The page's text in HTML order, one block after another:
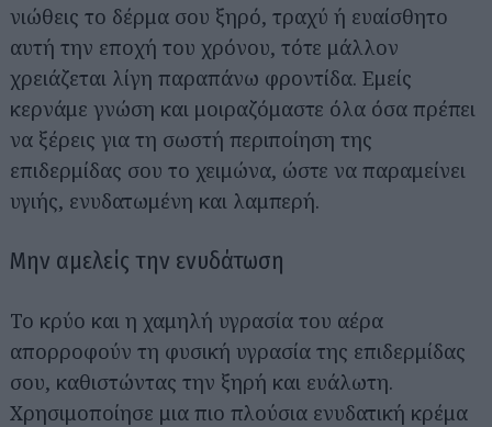
νιώθεις το δέρμα σου ξηρό, τραχύ ή ευαίσθητο
αυτή την εποχή του χρόνου, τότε μάλλον
χρειάζεται λίγη παραπάνω φροντίδα. Εμείς
κερνάμε γνώση και μοιραζόμαστε όλα όσα πρέπει
να ξέρεις για τη σωστή περιποίηση της
επιδερμίδας σου το χειμώνα, ώστε να παραμείνει
υγιής, ενυδατωμένη και λαμπερή.
Μην αμελείς την ενυδάτωση
Το κρύο και η χαμηλή υγρασία του αέρα
απορροφούν τη φυσική υγρασία της επιδερμίδας
σου, καθιστώντας την ξηρή και ευάλωτη.
Χρησιμοποίησε μια πιο πλούσια ενυδατική κρέμα